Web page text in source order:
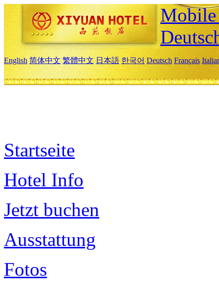
English 简体中文 繁體中文 日本語 한국어 Deutsch Français
Startseite
Hotel Info
Jetzt buchen
Ausstattung
Fotos